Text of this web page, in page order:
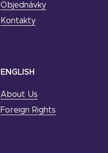
Objednávky
Kontakty
ENGLISH
About Us
Foreign Rights